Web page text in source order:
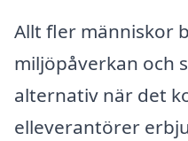
Allt fler människor
miljöpåverkan och
alternativ när det
elleverantörer